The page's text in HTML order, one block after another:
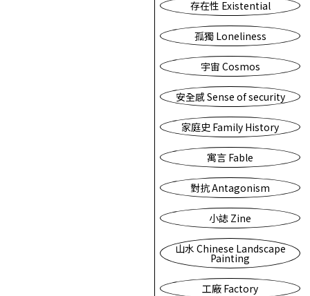
存在性 Existential
孤獨 Loneliness
宇宙 Cosmos
安全感 Sense of security
家庭史 Family History
寓言 Fable
對抗 Antagonism
小誌 Zine
山水 Chinese Landscape
Painting
工廠 Factory